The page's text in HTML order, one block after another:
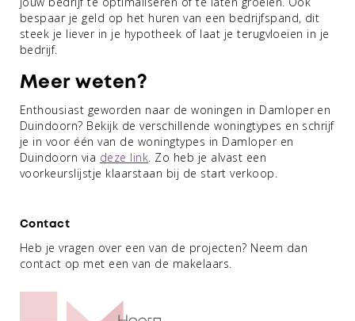
bespaar je geld op het huren van een bedrijfspand, dit
steek je liever in je hypotheek of laat je terugvloeien in je
bedrijf.
Meer weten?
Enthousiast geworden naar de woningen in Damloper en
Duindoorn? Bekijk de verschillende woningtypes en schrijf
je in voor één van de woningtypes in Damloper en
Duindoorn via deze link. Zo heb je alvast een
voorkeurslijstje klaarstaan bij de start verkoop.
Contact
Heb je vragen over een van de projecten? Neem dan
contact op met een van de makelaars.